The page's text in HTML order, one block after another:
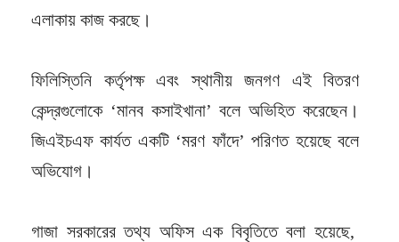
এলাকায় কাজ করছে।
ফিলিস্তিনি কর্তৃপক্ষ এবং স্থানীয় জনগণ এই বিতরণ
কেন্দ্রগুলোকে ‘মানব কসাইখানা’ বলে অভিহিত করেছেন।
জিএইচএফ কার্যত একটি ‘মরণ ফাঁদে’ পরিণত হয়েছে বলে
অভিযোগ।
গাজা সরকারের তথ্য অফিস এক বিবৃতিতে বলা হয়েছে,